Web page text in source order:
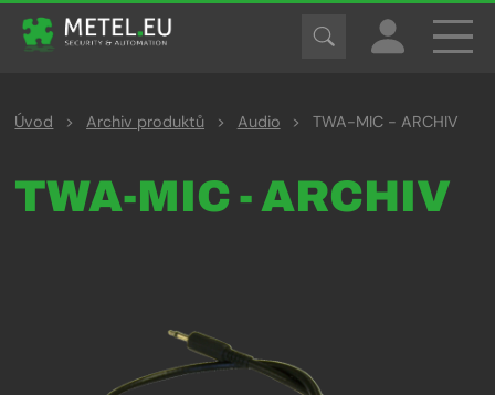
Úvod > Archiv produktů > Audio > TWA-MIC - ARCHIV
TWA-MIC - ARCHIV